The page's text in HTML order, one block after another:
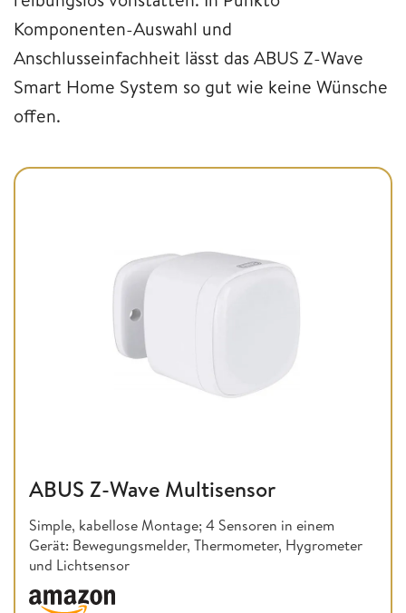
Komponenten-Auswahl und
Anschlusseinfachheit lässt das ABUS Z-Wave
Smart Home System so gut wie keine Wünsche
offen.
ABUS Z-Wave Multisensor
Simple, kabellose Montage; 4 Sensoren in einem
Gerät: Bewegungsmelder, Thermometer, Hygrometer
und Lichtsensor